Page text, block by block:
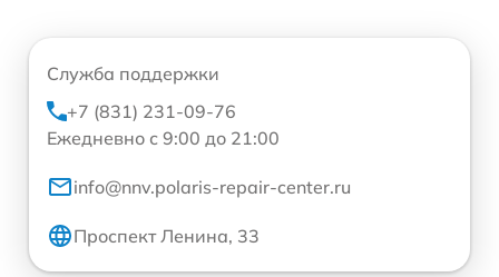
Служба поддержки
+7 (831) 231-09-76
Ежедневно с 9:00 до 21:00
info@nnv.polaris-repair-center.ru
Проспект Ленина, 33